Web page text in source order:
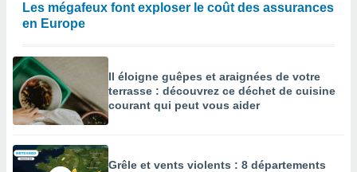
Les mégafeux font exploser le coût des assurances
en Europe
Il éloigne guêpes et araignées de votre
terrasse : découvrez ce déchet de cuisine
courant qui peut vous aider
Grêle et vents violents : 8 départements